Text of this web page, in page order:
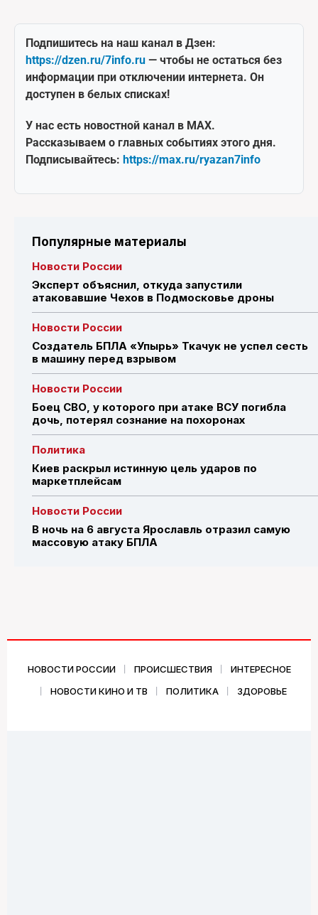
Подпишитесь на наш канал в Дзен:
https://dzen.ru/7info.ru — чтобы не остаться без
информации при отключении интернета. Он
доступен в белых списках!
У нас есть новостной канал в MAX.
Рассказываем о главных событиях этого дня.
Подписывайтесь: https://max.ru/ryazan7info
Популярные материалы
Новости России
Эксперт объяснил, откуда запустили
атаковавшие Чехов в Подмосковье дроны
Новости России
Создатель БПЛА «Упырь» Ткачук не успел сесть
в машину перед взрывом
Новости России
Боец СВО, у которого при атаке ВСУ погибла
дочь, потерял сознание на похоронах
Политика
Киев раскрыл истинную цель ударов по
маркетплейсам
Новости России
В ночь на 6 августа Ярославль отразил самую
массовую атаку БПЛА
НОВОСТИ РОССИИ ПРОИСШЕСТВИЯ
ИНТЕРЕСНОЕ
НОВОСТИ КИНО И ТВ
ПОЛИТИКА ЗДОРОВЬЕ